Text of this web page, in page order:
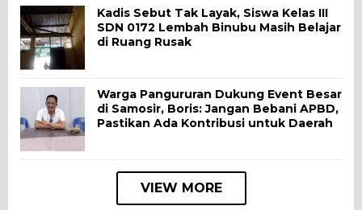
Kadis Sebut Tak Layak, Siswa Kelas III
SDN 0172 Lembah Binubu Masih Belajar
di Ruang Rusak
Warga Pangururan Dukung Event Besar
di Samosir, Boris: Jangan Bebani APBD,
Pastikan Ada Kontribusi untuk Daerah
VIEW MORE